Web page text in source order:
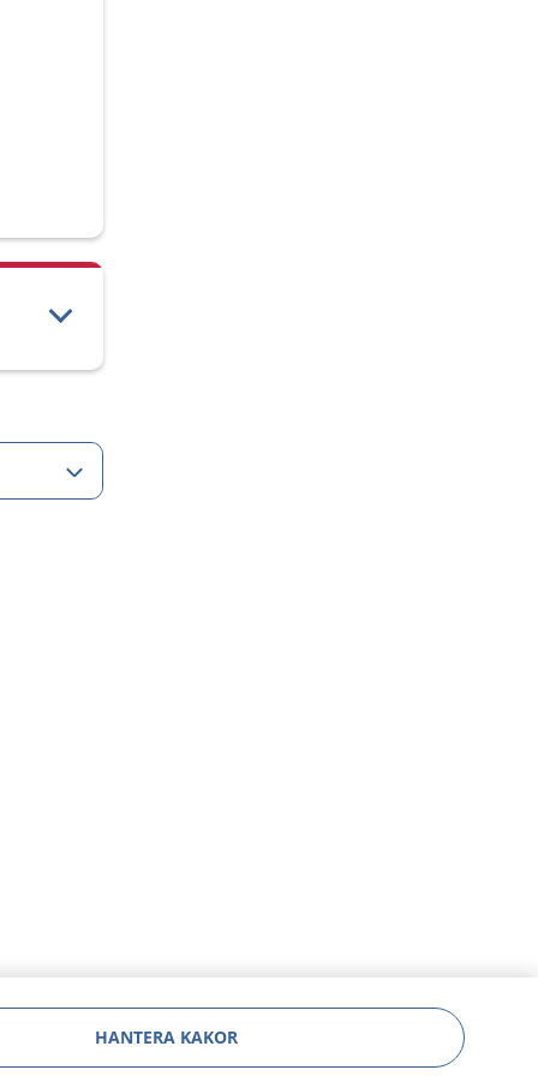
HANTERA KAKOR